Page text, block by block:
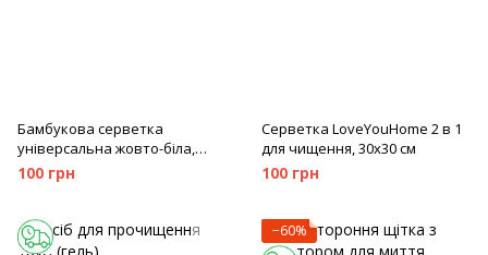
Бамбукова серветка
універсальна жовто-біла,
30х30 см
100 грн
Серветка LoveYouHome 2 в 1
для чищення, 30х30 см
100 грн
−60%